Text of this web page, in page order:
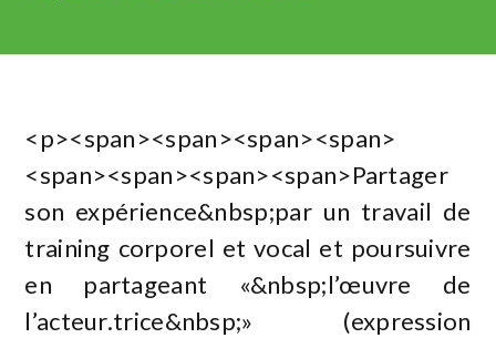
<p><span><span><span><span>
<span><span><span><span>Partager
son expérience&nbsp;par un travail de
training corporel et vocal et poursuivre
en partageant «&nbsp;l’œuvre de
l’acteur.trice&nbsp;» (expression